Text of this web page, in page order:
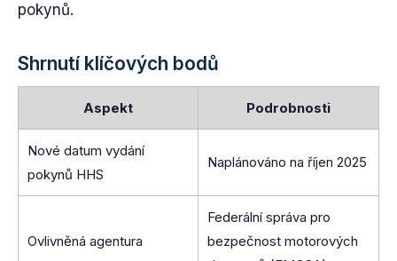
pokynů.
Shrnutí klíčových bodů
Aspekt Podrobnosti
Nové datum vydání
pokynů HHS
Naplánováno na říjen 2025
Ovlivněná agentura
Federální správa pro
bezpečnost motorových